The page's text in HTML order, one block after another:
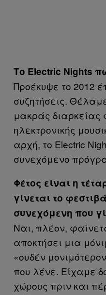
Το Electric Nights
Προέκυψε το 2012
συζητήσεις.
μακράς διαρκείας
ηλεκτρονικής
αρχή, το Electric
συνεχόμενο
Φέτος είναι η
γίνεται το
συνεχόμενη που
Ναι, πλέον,
αποκτήσει μια
«ουδέν
που λένε. Είχαμε
χώρους πριν και